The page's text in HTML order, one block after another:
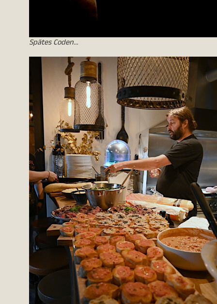
Spätes Coden…